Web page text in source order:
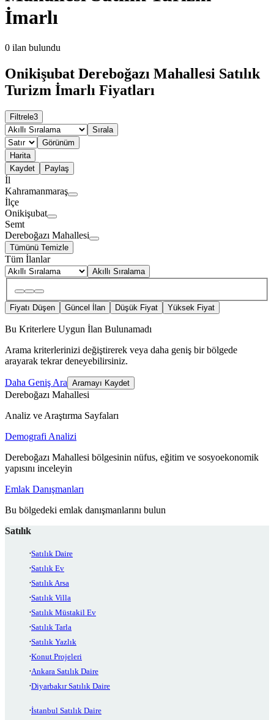
İmarlı
0 ilan bulundu
Onikişubat Dereboğazı Mahallesi Satılık
Turizm İmarlı Fiyatları
Filtrele3
Sırala
Görünüm
Harita
Kaydet
Paylaş
İl
Kahramanmaraş
İlçe
Onikişubat
Semt
Dereboğazı Mahallesi
Tümünü Temizle
Tüm İlanlar
Akıllı Sıralama
Fiyatı Düşen Güncel İlan Düşük Fiyat Yüksek Fiyat
Bu Kriterlere Uygun İlan Bulunamadı
Arama kriterlerinizi değiştirerek veya daha geniş bir bölgede
arayarak tekrar deneyebilirsiniz.
Daha Geniş Ara Aramayı Kaydet
Dereboğazı Mahallesi
Analiz ve Araştırma Sayfaları
Demografi Analizi
Dereboğazı Mahallesi bölgesinin nüfus, eğitim ve sosyoekonomik
yapısını inceleyin
Emlak Danışmanları
Bu bölgedeki emlak danışmanlarını bulun
Satılık
Satılık Daire
Satılık Ev
Satılık Arsa
Satılık Villa
Satılık Müstakil Ev
Satılık Tarla
Satılık Yazlık
Konut Projeleri
Ankara Satılık Daire
Diyarbakır Satılık Daire
İstanbul Satılık Daire